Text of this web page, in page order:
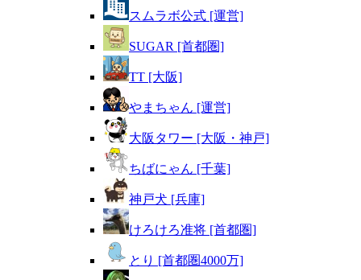
スムラボ公式 [運営]
SUGAR [首都圏]
TT [大阪]
やまちゃん [運営]
大阪タワー [大阪・神戸]
ちばにゃん [千葉]
神戸犬 [兵庫]
けろけろ准将 [首都圏]
とり [首都圏4000万]